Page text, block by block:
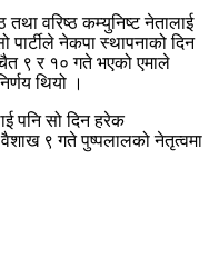
वरिष्ठ कम्युनिष्ट नेतालाई
नेकपा स्थापनाको दिन
९ र १० गते भएको एमाले
थियो ।
पनि सो दिन हरेक
९ गते पुष्पलालको नेतृत्वमा